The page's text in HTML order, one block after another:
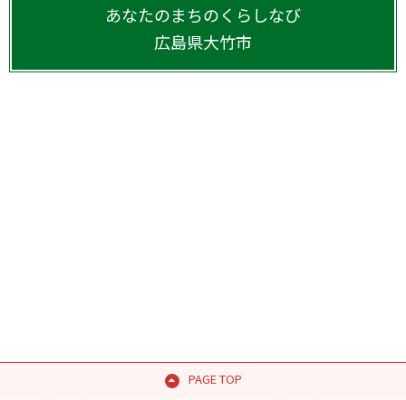
あなたのまちのくらしなび
広島県大竹市
PAGE TOP